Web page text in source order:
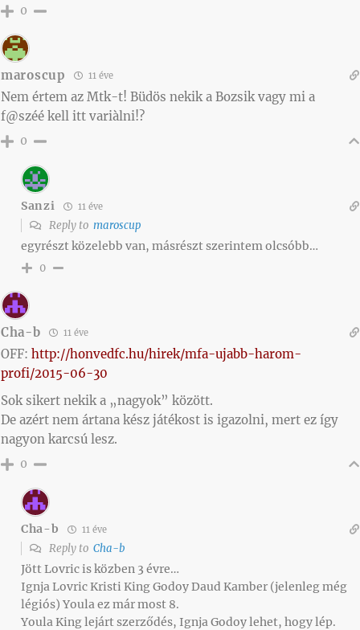
0
maroscup 11 éve
Nem értem az Mtk-t! Büdös nekik a Bozsik vagy mi a
f@széé kell itt variàlni!?
0
Sanzi 11 éve
Reply to maroscup
egyrészt közelebb van, másrészt szerintem olcsóbb…
0
Cha-b 11 éve
OFF: http://honvedfc.hu/hirek/mfa-ujabb-harom-
profi/2015-06-30
Sok sikert nekik a „nagyok” között.
De azért nem ártana kész játékost is igazolni, mert ez így
nagyon karcsú lesz.
0
Cha-b 11 éve
Reply to Cha-b
Jött Lovric is közben 3 évre…
Ignja Lovric Kristi King Godoy Daud Kamber (jelenleg még
légiós) Youla ez már most 8.
Youla King lejárt szerződés, Ignja Godoy lehet, hogy lép.